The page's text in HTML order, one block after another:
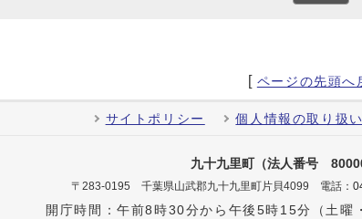
[ ページの先頭へ
サイトポリシー 個人情報の取り扱
九十九里町（法人番号
〒283-0195 千葉県山武郡九十九里町片貝4099 電話：
開庁時間：午前8時30分から午後5時15分（土曜